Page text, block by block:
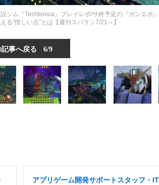
シム『Techtonica』プレイレポ/サ終予定の『ガンエボ
る“惜しい点”とは【週刊スパラン7/21～】
記事へ戻る 6/9
アプリゲーム開発サポートスタッフ・